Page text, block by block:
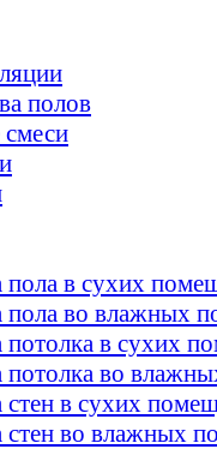
полов
пола в сухих
пола во влажных
потолка в сухих
потолка во
стен в сухих
стен во влажных